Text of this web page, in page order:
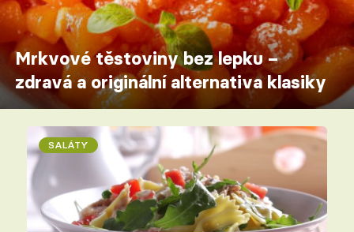
Mrkvové těstoviny bez lepku –
zdravá a originální alternativa klasiky
SALÁTY